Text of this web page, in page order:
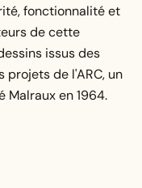
fonctionnalité et
de cette
issus des
projets de l'ARC, un
en 1964.